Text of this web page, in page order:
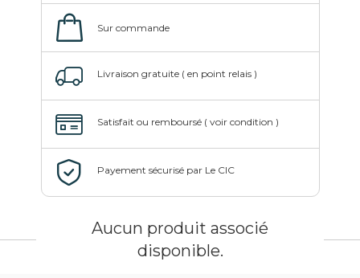
Aucun produit associé
disponible.